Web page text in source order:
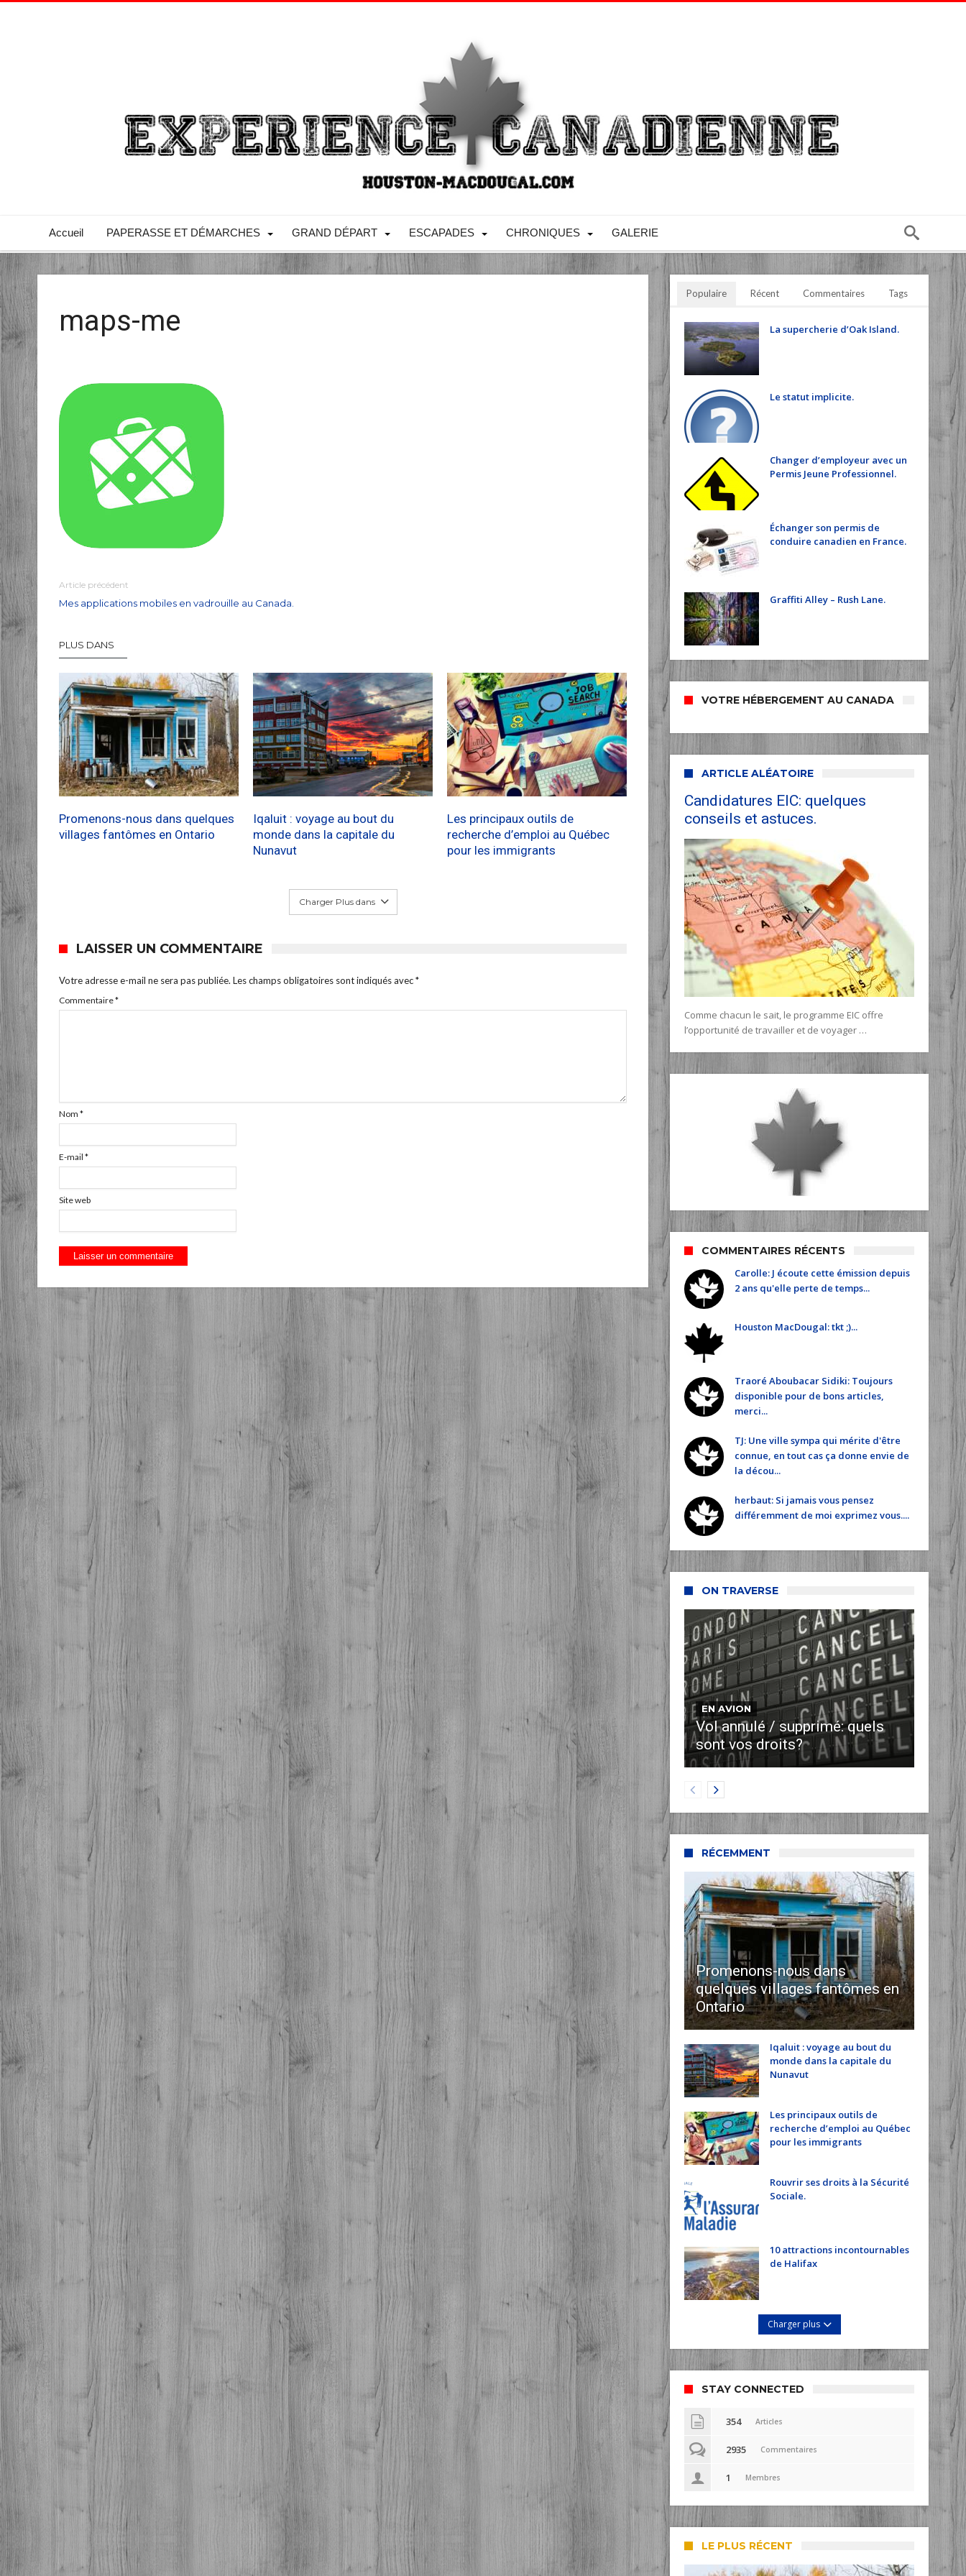
Accueil PAPERASSE ET DÉMARCHES GRAND DÉPART ESCAPADES CHRONIQUES GALERIE
maps-me
Article précédent
Mes applications mobiles en vadrouille au Canada.
PLUS DANS
Promenons-nous dans quelques
villages fantômes en Ontario
Iqaluit : voyage au bout du
monde dans la capitale du
Nunavut
Les principaux outils de
recherche d’emploi au Québec
pour les immigrants
Charger Plus dans
LAISSER UN COMMENTAIRE
Votre adresse e-mail ne sera pas publiée. Les champs obligatoires sont indiqués avec*
Commentaire*
Nom *
E-mail *
Site web
Populaire Récent Commentaires Tags
La supercherie d’Oak Island.
Le statut implicite.
Changer d’employeur avec un
Permis Jeune Professionnel.
Échanger son permis de
conduire canadien en France.
Graffiti Alley – Rush Lane.
VOTRE HÉBERGEMENT AU CANADA
ARTICLE ALÉATOIRE
Candidatures EIC: quelques
conseils et astuces.
Comme chacun le sait, le programme EIC offre
l’opportunité de travailler et de voyager …
COMMENTAIRES RÉCENTS
Carolle: J écoute cette émission depuis
2 ans qu'elle perte de temps...
Houston MacDougal: tkt ;)...
Traoré Aboubacar Sidiki: Toujours
disponible pour de bons articles,
merci...
TJ: Une ville sympa qui mérite d'être
connue, en tout cas ça donne envie de
la décou...
herbaut: Si jamais vous pensez
différemment de moi exprimez vous....
ON TRAVERSE
EN AVION
Vol annulé / supprimé: quels
sont vos droits?
RÉCEMMENT
Promenons-nous dans
quelques villages fantômes en
Ontario
Iqaluit : voyage au bout du
monde dans la capitale du
Nunavut
Les principaux outils de
recherche d’emploi au Québec
pour les immigrants
Rouvrir ses droits à la Sécurité
Sociale.
10 attractions incontournables
de Halifax
Charger plus
STAY CONNECTED
354 Articles
2935 Commentaires
1 Membres
LE PLUS RÉCENT